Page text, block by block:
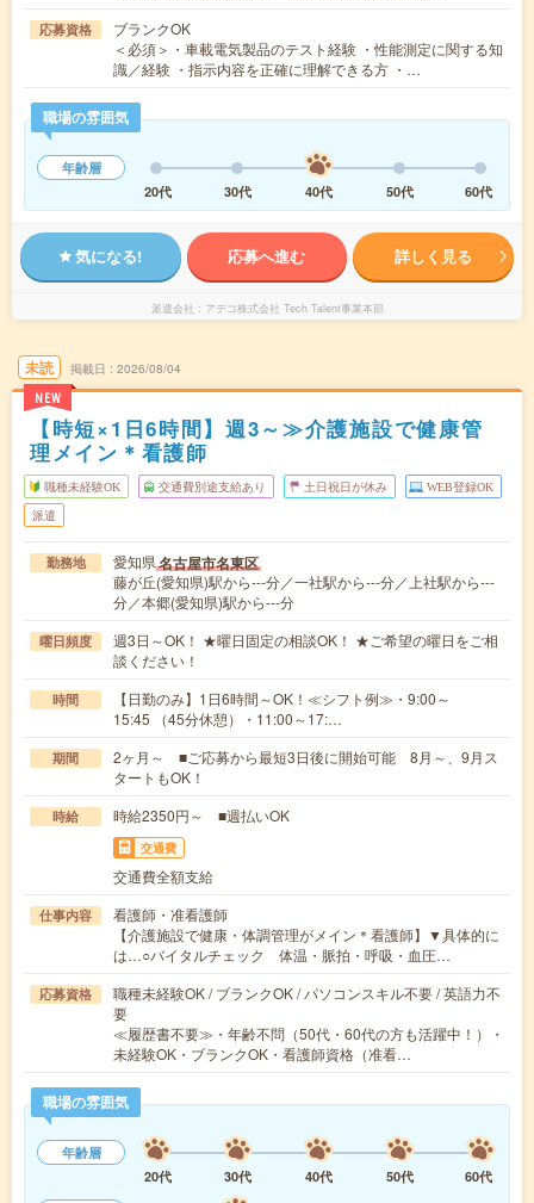
応募資格
ブランクOK
＜必須＞・車載電気製品のテスト経験 ・性能測定に関する知
識／経験 ・指示内容を正確に理解できる方 ・…
職場の雰囲気
年齢層
20代
30代 40代 50代 60代
気になる! 応募へ進む 詳しく見る
派遣会社 アデコ株式会社 Tech Talent事業本部
未読
NEW
掲載日 2026/08/04
【時短×1日6時間】週3～≫介護施設で健康管
理メイン＊看護師
職種未経験OK 交通費別途支給あり 土日祝日が休み WEB登録OK
派遣
勤務地 愛知県名古屋市名東区
藤が丘(愛知県)駅から---分／一社駅から---分／上社駅から---
分／本郷(愛知県)駅から---分
曜日頻度
週3日～OK！ ★曜日固定の相談OK！ ★ご希望の曜日をご相
談ください！
時間
【日勤のみ】1日6時間～OK！≪シフト例≫・9:00～
15:45 （45分休憩）・11:00～17:…
期間
2ヶ月～ ■ご応募から最短3日後に開始可能 8月～、9月ス
タートもOK！
時給 時給2350円～ ■週払いOK
交通費
交通費全額支給
仕事内容
看護師・准看護師
【介護施設で健康・体調管理がメイン＊看護師】▼具体的に
は…○バイタルチェック 体温・脈拍・呼吸・血圧…
応募資格
職種未経験OK / ブランクOK / パソコンスキル不要 / 英語力不
要
≪履歴書不要≫・年齢不問（50代・60代の方も活躍中！）・
未経験OK・ブランクOK・看護師資格（准看…
職場の雰囲気
年齢層
20代
30代 40代 50代 60代